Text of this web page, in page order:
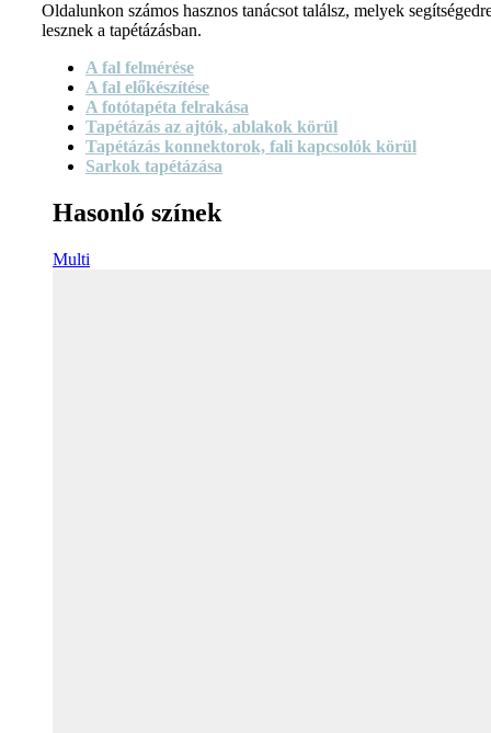
Oldalunkon számos hasznos tanácsot találsz, melyek
lesznek a tapétázásban.
A fal felmérése
A fal előkészítése
A fotótapéta felrakása
Tapétázás az ajtók, ablakok körül
Tapétázás konnektorok, fali kapcsolók körül
Sarkok tapétázása
Hasonló színek
Multi